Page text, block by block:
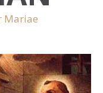
Mariae